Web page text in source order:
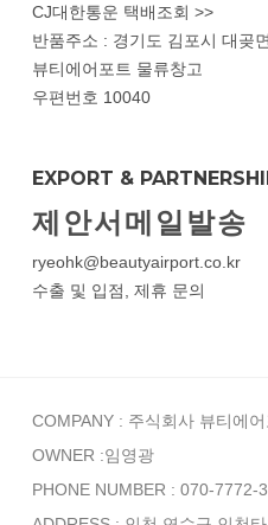
CJ대한통운 택배조회 >>
반품주소 : 경기도 김포시 대곶
뷰티에어포트 물류창고
우편번호 10040
EXPORT &
제안서메일발송
ryeohk@beautyairport.co.kr
수출 및 입점, 제휴 문의
COMPANY : 주식회사 뷰티에어
OWNER :임영광
PHONE NUMBER : 070-7772-